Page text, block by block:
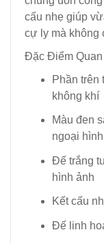
cấu nhẹ giúp
cự ly mà không
Đặc Điểm Quan
Phần trên
không khí
Màu đen
ngoại
Đế trắng
hình ảnh
Kết cấu
Đế linh